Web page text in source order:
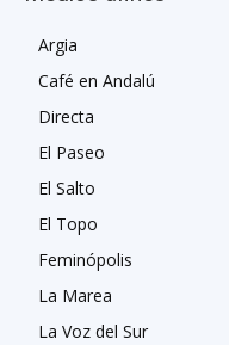
Argia
Café en Andalú
Directa
El Paseo
El Salto
El Topo
Feminópolis
La Marea
La Voz del Sur